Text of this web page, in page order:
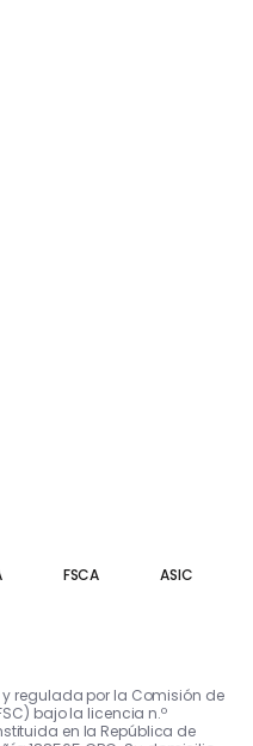
FSCA ASIC
y regulada por la Comisión de
bajo la licencia n.º
en la República de